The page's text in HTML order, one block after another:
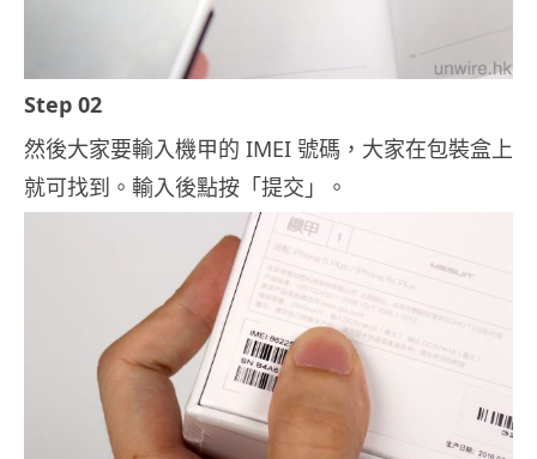
Step 02
然後大家要輸入機甲的 IMEI 號碼，大家在包裝盒上
就可找到。輸入後點按「提交」。